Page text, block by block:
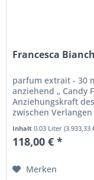
Francesca
parfum extrait - 30
anziehend „ Candy
Anziehungskraft
zwischen
Inhalt0.03 Liter(3.933,33
118,00 € *
Merken